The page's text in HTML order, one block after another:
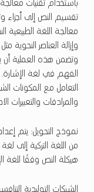
تقسيم النص إلى أجزاء
معالجة اللغة الطبيعية
وإزالة العناصر النحوية
وتضمن هذه العملية أن
الفهم في لغة الإشارة.
التعامل مع المكونات
والمرادفات والتعبيرات
نموذج التحويل: يتم
من اللغة التركية إلى
هيكلة النص وفقًا للغة